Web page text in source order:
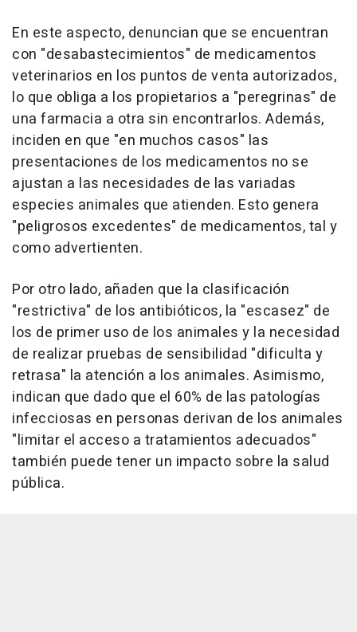
En este aspecto, denuncian que se encuentran
con "desabastecimientos" de medicamentos
veterinarios en los puntos de venta autorizados,
lo que obliga a los propietarios a "peregrinas" de
una farmacia a otra sin encontrarlos. Además,
inciden en que "en muchos casos" las
presentaciones de los medicamentos no se
ajustan a las necesidades de las variadas
especies animales que atienden. Esto genera
"peligrosos excedentes" de medicamentos, tal y
como advertienten.
Por otro lado, añaden que la clasificación
"restrictiva" de los antibióticos, la "escasez" de
los de primer uso de los animales y la necesidad
de realizar pruebas de sensibilidad "dificulta y
retrasa" la atención a los animales. Asimismo,
indican que dado que el 60% de las patologías
infecciosas en personas derivan de los animales
"limitar el acceso a tratamientos adecuados"
también puede tener un impacto sobre la salud
pública.